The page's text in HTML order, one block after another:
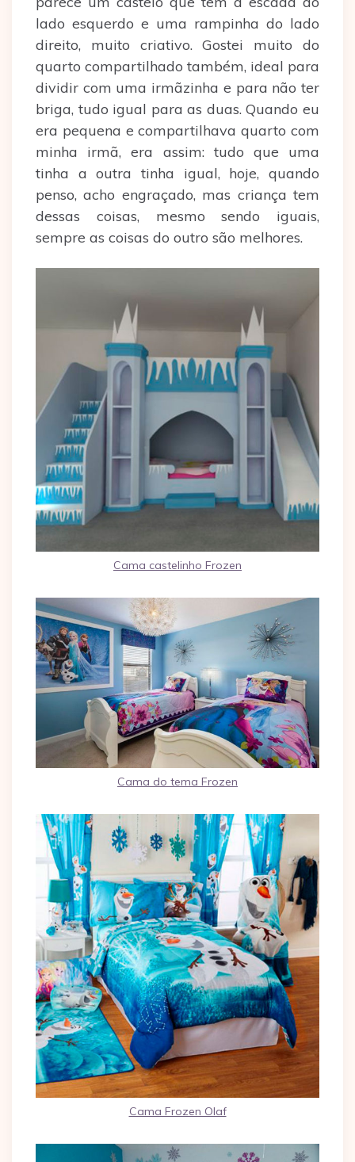
lado esquerdo e uma rampinha do lado
direito, muito criativo. Gostei muito do
quarto compartilhado também, ideal para
dividir com uma irmãzinha e para não ter
briga, tudo igual para as duas. Quando eu
era pequena e compartilhava quarto com
minha irmã, era assim: tudo que uma
tinha a outra tinha igual, hoje, quando
penso, acho engraçado, mas criança tem
dessas coisas, mesmo sendo iguais,
sempre as coisas do outro são melhores.
Cama castelinho Frozen
Cama do tema Frozen
Cama Frozen Olaf